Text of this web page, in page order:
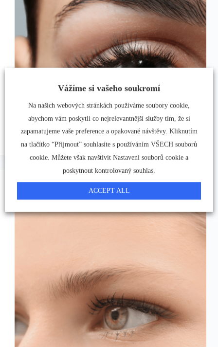
Vypadává vám obočí - to může být příčinou.
Vážíme si vašeho soukromí
Na našich webových stránkách používáme soubory cookie,
abychom vám poskytli co nejrelevantnější služby tím, že si
zapamatujeme vaše preference a opakované návštěvy. Kliknutím
na tlačítko “Přijmout” souhlasíte s používáním VŠECH souborů
cookie. Můžete však navštívit Nastavení souborů cookie a
poskytnout kontrolovaný souhlas.
ACCEPT ALL